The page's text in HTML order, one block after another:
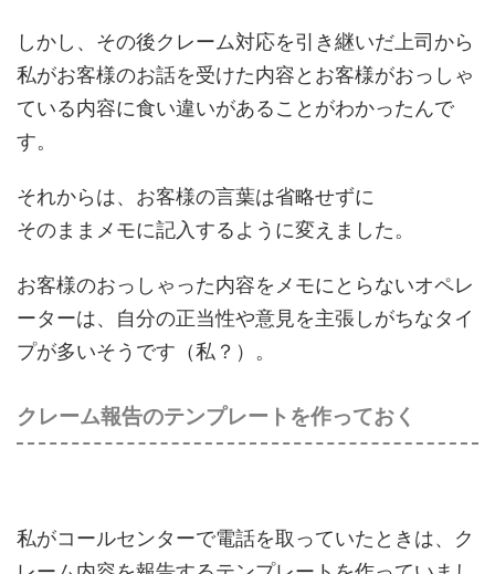
しかし、その後クレーム対応を引き継いだ上司から
私がお客様のお話を受けた内容とお客様がおっしゃ
ている内容に食い違いがあることがわかったんで
す。
それからは、お客様の言葉は省略せずに
そのままメモに記入するように変えました。
お客様のおっしゃった内容をメモにとらないオペレ
ーターは、自分の正当性や意見を主張しがちなタイ
プが多いそうです（私？）。
クレーム報告のテンプレートを作っておく
私がコールセンターで電話を取っていたときは、ク